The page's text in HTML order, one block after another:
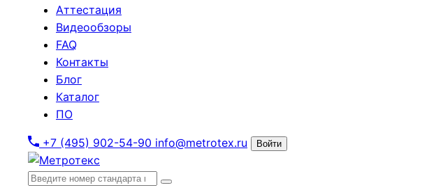
Аттестация
Видеообзоры
FAQ
Контакты
Блог
Каталог
ПО
+7 (495) 902-54-90 info@metrotex.ru Войти